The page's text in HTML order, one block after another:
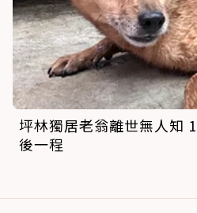
坪林獨居老翁離世無人知
後一程